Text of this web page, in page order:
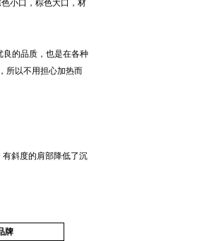
小口，棕色大口，材
良的品质，也是在各种
所以不用担心加热而
斜度的肩部降低了沉
牌